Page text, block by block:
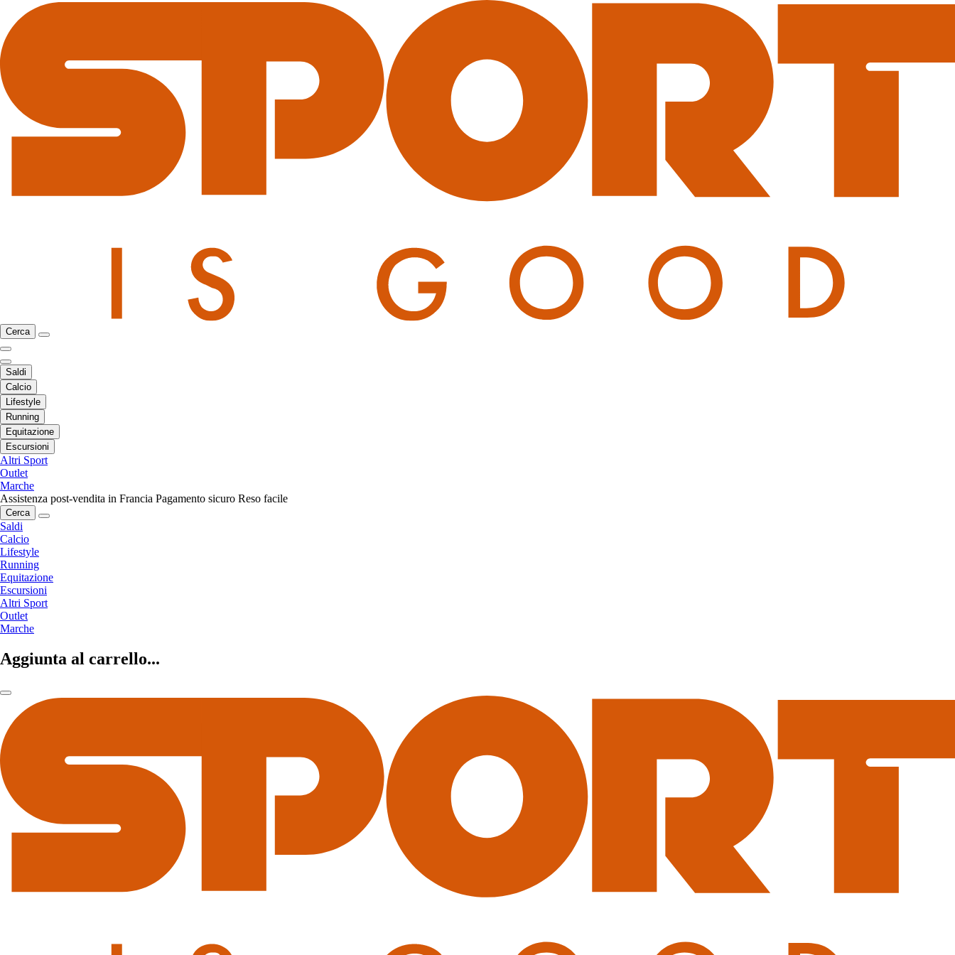
Cerca
Saldi
Calcio
Lifestyle
Running
Equitazione
Escursioni
Altri Sport
Outlet
Marche
Assistenza post-vendita in Francia Pagamento sicuro Reso facile
Cerca
Saldi
Calcio
Lifestyle
Running
Equitazione
Escursioni
Altri Sport
Outlet
Marche
Aggiunta al carrello...